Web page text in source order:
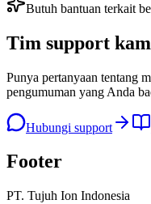
Butuh bantuan terkait
Tim support
Punya pertanyaan tentang
pengumuman yang Anda
Hubungi support
Footer
PT. Tujuh Ion Indonesia